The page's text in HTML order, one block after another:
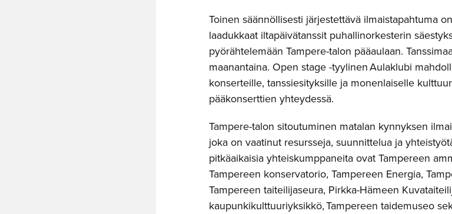
Toinen säännöllisesti järjestettävä ilmaistapahtuma
laadukkaat iltapäivätanssit puhallinorkesterin
pyörähtelemään Tampere-talon pääaulaan.
maanantaina. Open stage -tyylinen Aulaklubi
konserteille, tanssiesityksille ja monenlaiselle
pääkonserttien yhteydessä.
Tampere-talon sitoutuminen matalan kynnyksen
joka on vaatinut resursseja, suunnittelua ja
pitkäaikaisia yhteiskumppaneita ovat Tampereen
Tampereen konservatorio, Tampereen Energia,
Tampereen taiteilijaseura, Pirkka-Hämeen
kaupunkikulttuuriyksikkö, Tampereen taidemuseo